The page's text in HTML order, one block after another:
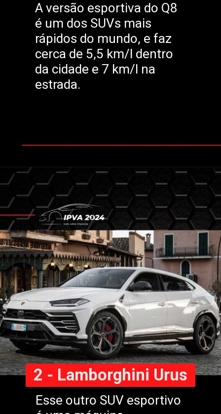
A versão esportiva do Q8
é um dos SUVs mais
rápidos do mundo, e faz
cerca de 5,5 km/l dentro
da cidade e 7 km/l na
estrada.
Esse outro SUV esportivo
2 - Lamborghini Urus